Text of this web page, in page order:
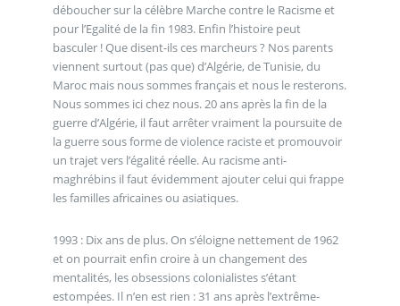
déboucher sur la célèbre Marche contre le Racisme et
pour l’Egalité de la fin 1983. Enfin l’histoire peut
basculer ! Que disent-ils ces marcheurs ? Nos parents
viennent surtout (pas que) d’Algérie, de Tunisie, du
Maroc mais nous sommes français et nous le resterons.
Nous sommes ici chez nous. 20 ans après la fin de la
guerre d’Algérie, il faut arrêter vraiment la poursuite de
la guerre sous forme de violence raciste et promouvoir
un trajet vers l’égalité réelle. Au racisme anti-
maghrébins il faut évidemment ajouter celui qui frappe
les familles africaines ou asiatiques.
1993 : Dix ans de plus. On s’éloigne nettement de 1962
et on pourrait enfin croire à un changement des
mentalités, les obsessions colonialistes s’étant
estompées. Il n’en est rien : 31 ans après l’extrême-